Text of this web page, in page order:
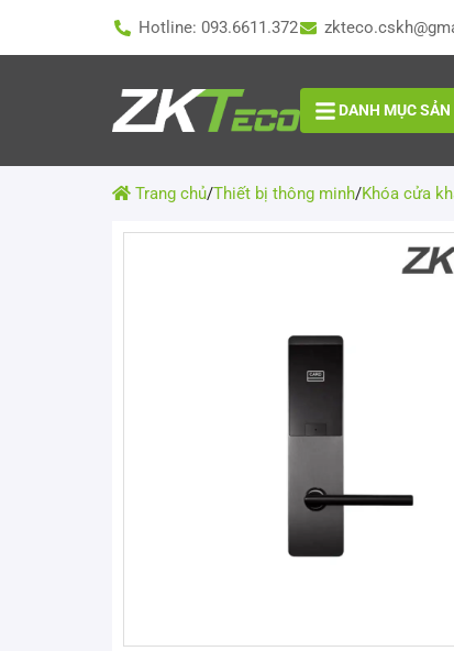
Hotline: 093.6611.372
DANH MỤC
Trang chủ/Thiết bị thông minh/Khóa cửa